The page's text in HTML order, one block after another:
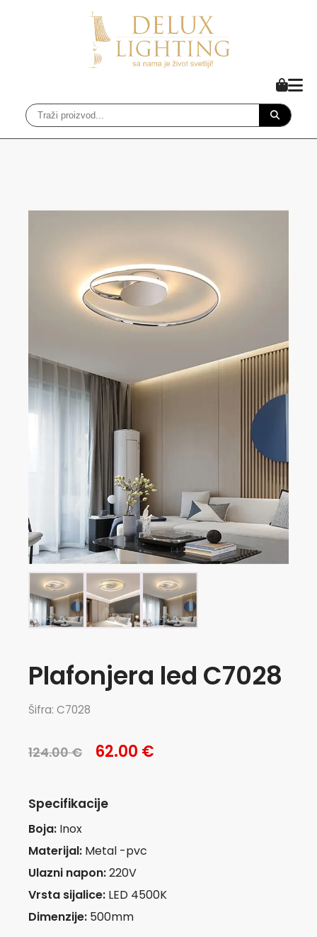
Plafonjera led C7028
Šifra: C7028
124.00 € 62.00 €
Specifikacije
Boja: Inox
Materijal: Metal -pvc
Ulazni napon:220V
Vrsta sijalice: LED 4500K
Dimenzije: 500mm